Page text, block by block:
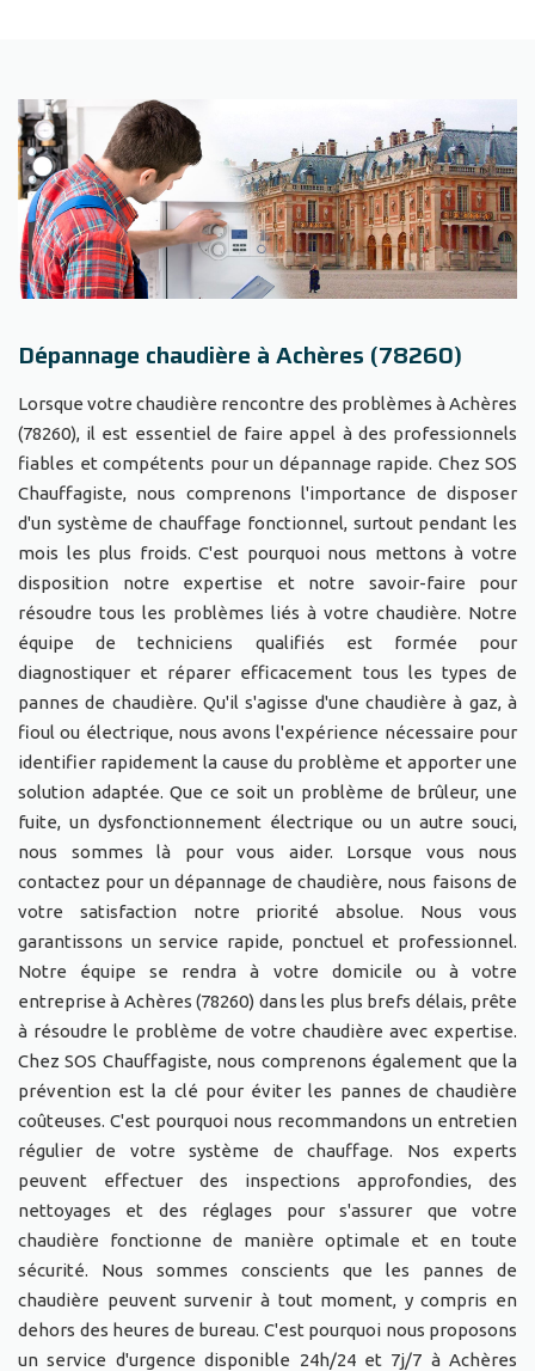
Dépannage chaudière à Achères (78260)
Lorsque votre chaudière rencontre des problèmes à Achères
(78260), il est essentiel de faire appel à des professionnels
fiables et compétents pour un dépannage rapide. Chez SOS
Chauffagiste, nous comprenons l'importance de disposer
d'un système de chauffage fonctionnel, surtout pendant les
mois les plus froids. C'est pourquoi nous mettons à votre
disposition notre expertise et notre savoir-faire pour
résoudre tous les problèmes liés à votre chaudière. Notre
équipe de techniciens qualifiés est formée pour
diagnostiquer et réparer efficacement tous les types de
pannes de chaudière. Qu'il s'agisse d'une chaudière à gaz, à
fioul ou électrique, nous avons l'expérience nécessaire pour
identifier rapidement la cause du problème et apporter une
solution adaptée. Que ce soit un problème de brûleur, une
fuite, un dysfonctionnement électrique ou un autre souci,
nous sommes là pour vous aider. Lorsque vous nous
contactez pour un dépannage de chaudière, nous faisons de
votre satisfaction notre priorité absolue. Nous vous
garantissons un service rapide, ponctuel et professionnel.
Notre équipe se rendra à votre domicile ou à votre
entreprise à Achères (78260) dans les plus brefs délais, prête
à résoudre le problème de votre chaudière avec expertise.
Chez SOS Chauffagiste, nous comprenons également que la
prévention est la clé pour éviter les pannes de chaudière
coûteuses. C'est pourquoi nous recommandons un entretien
régulier de votre système de chauffage. Nos experts
peuvent effectuer des inspections approfondies, des
nettoyages et des réglages pour s'assurer que votre
chaudière fonctionne de manière optimale et en toute
sécurité. Nous sommes conscients que les pannes de
chaudière peuvent survenir à tout moment, y compris en
dehors des heures de bureau. C'est pourquoi nous proposons
un service d'urgence disponible 24h/24 et 7j/7 à Achères